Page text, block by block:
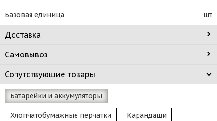
Базовая единица шт
Доставка
Самовывоз
Сопутствующие товары
Батарейки и аккумуляторы
Хлопчатобумажные перчатки Карандаши